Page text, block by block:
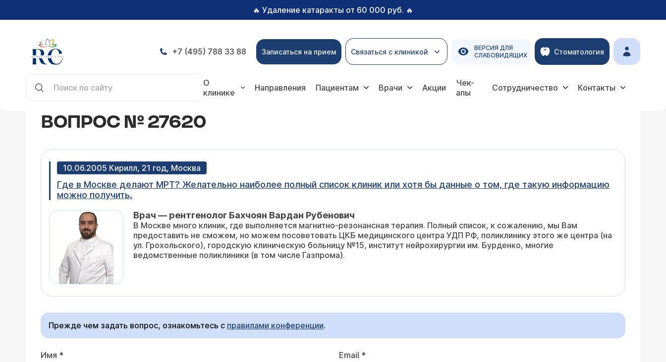
🔥 Удаление катаракты от 60 000 руб. 🔥
+7 (495) 788 33 88 Записаться на прием Связаться с клиникой
ВЕРСИЯ ДЛЯ
СЛАБОВИДЯЩИХ
Стоматология
О
клинике
Направления Пациентам Врачи Акции
Чек-
апы
Сотрудничество Контакты
ВОПРОС № 27620
10.06.2005 Кирилл, 21 год, Москва
Где в Москве делают МРТ? Желательно наиболее полный список клиник или хотя бы данные о том, где такую информацию
можно получить.
Врач — рентгенолог Бахчоян Вардан Рубенович
В Москве много клиник, где выполняется магнитно-резонансная терапия. Полный список, к сожалению, мы Вам
предоставить не сможем, но можем посоветовать ЦКБ медицинского центра УДП РФ, поликлинику этого же центра (на
ул. Грохольского), городскую клиническую больницу №15, институт нейрохирургии им. Бурденко, многие
ведомственные поликлиники (в том числе Газпрома).
Прежде чем задать вопрос, ознакомьтесь с правилами конференции.
Имя * Email *